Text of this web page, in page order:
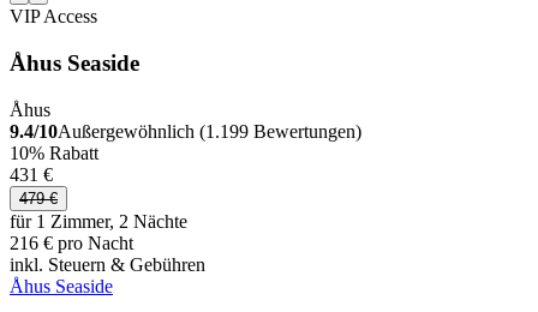
VIP Access
Åhus Seaside
Åhus
9.4/10Außergewöhnlich (1.199 Bewertungen)
10% Rabatt
431 €
479 €
für 1 Zimmer, 2 Nächte
216 € pro Nacht
inkl. Steuern & Gebühren
Åhus Seaside